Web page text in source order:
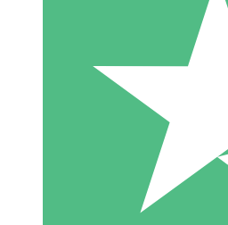
Pacchetti di
Paga a consumo con crediti di
1 Download
10